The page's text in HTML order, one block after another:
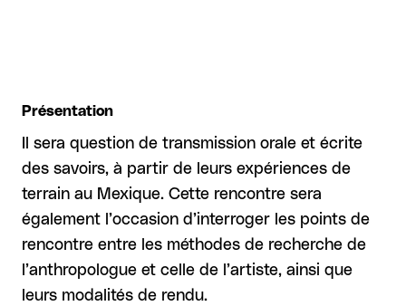
Présentation
Il sera question de transmission orale et écrite
des savoirs, à partir de leurs expériences de
terrain au Mexique. Cette rencontre sera
également l’occasion d’interroger les points de
rencontre entre les méthodes de recherche de
l’anthropologue et celle de l’artiste, ainsi que
leurs modalités de rendu.